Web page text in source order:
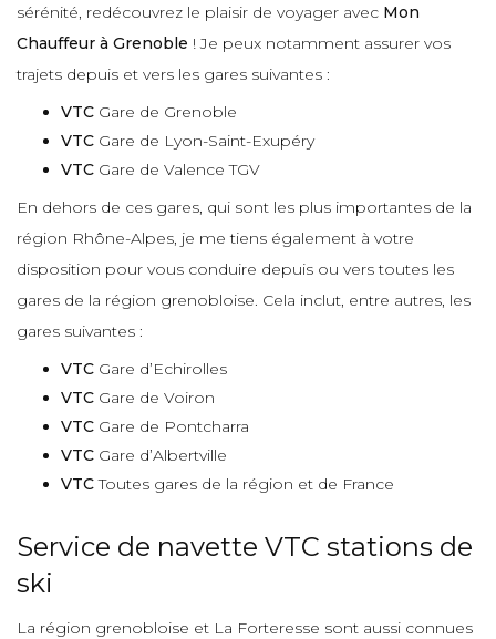
sérénité, redécouvrez le plaisir de voyager avec Mon
Chauffeur à Grenoble ! Je peux notamment assurer vos
trajets depuis et vers les gares suivantes :
VTC Gare de Grenoble
VTC Gare de Lyon-Saint-Exupéry
VTC Gare de Valence TGV
En dehors de ces gares, qui sont les plus importantes de la
région Rhône-Alpes, je me tiens également à votre
disposition pour vous conduire depuis ou vers toutes les
gares de la région grenobloise. Cela inclut, entre autres, les
gares suivantes :
VTC Gare d’Echirolles
VTC Gare de Voiron
VTC Gare de Pontcharra
VTC Gare d’Albertville
VTCToutes gares de la région et de France
Service de navette VTC stations de
ski
La région grenobloise et La Forteresse sont aussi connues